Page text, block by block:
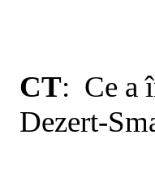
CT: Ce a
Dezert-